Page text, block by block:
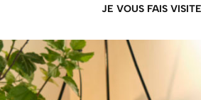
DÉCO
DÉCO
DES
JE VOUS FAIS
LES INTÉRIEURS